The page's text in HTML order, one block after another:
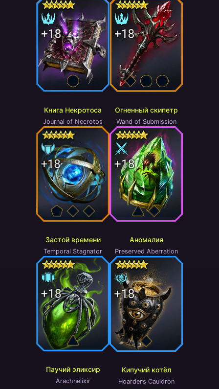
Книга Некротоса
Journal of Necrotos
Огненный скипетр
Wand of Submission
Застой времени
Temporal Stagnator
Аномалия
Preserved Aberration
Паучий эликсир
Arachnelixir
Кипучий котёл
Hoarder’s Cauldron